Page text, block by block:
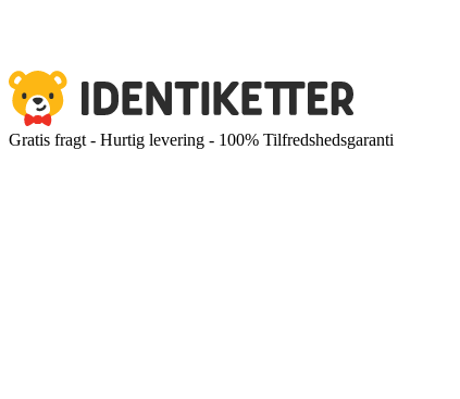
Gratis fragt - Hurtig levering - 100% Tilfredshedsgaranti